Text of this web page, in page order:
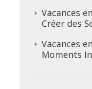
Vacances
Créer des
Vacances
Moments